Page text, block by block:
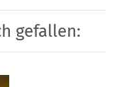
gefallen: